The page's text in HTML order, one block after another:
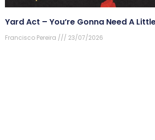
Yard Act – You’re Gonna Need A
Francisco Pereira 23/07/2026